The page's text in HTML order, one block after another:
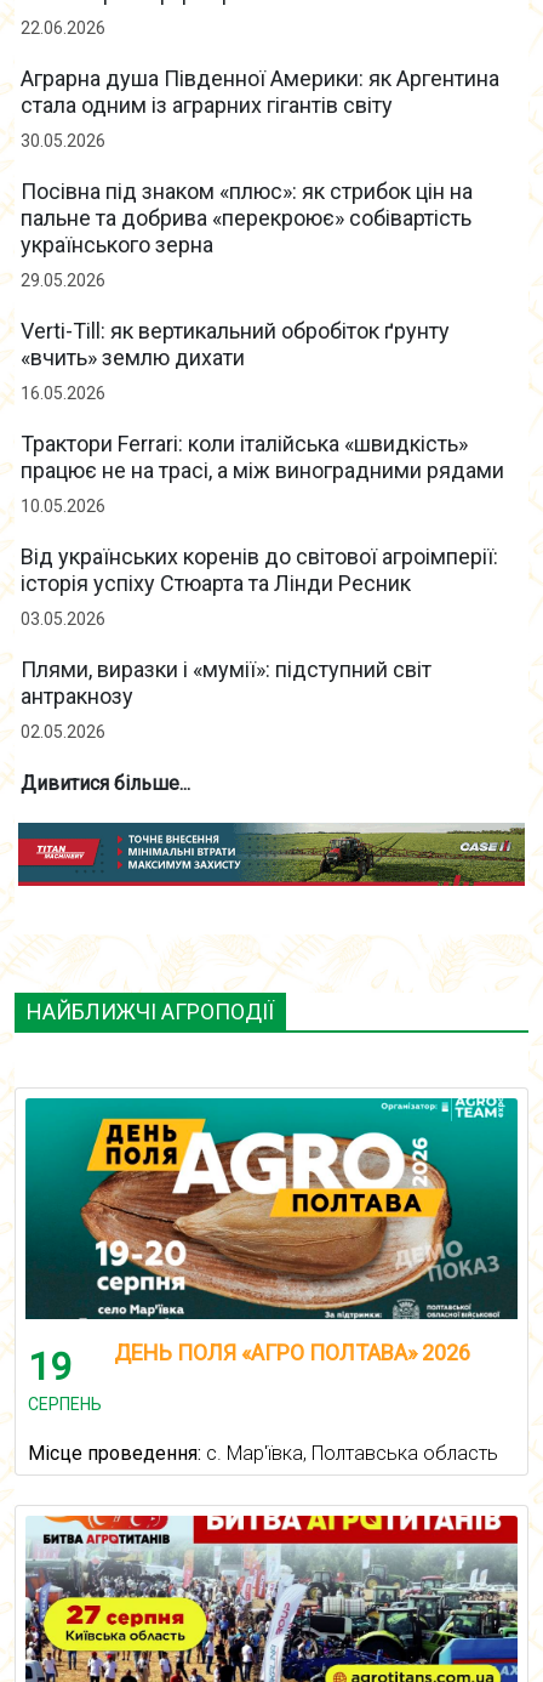
22.06.2026
Аграрна душа Південної Америки: як Аргентина
стала одним із аграрних гігантів світу
30.05.2026
Посівна під знаком «плюс»: як стрибок цін на
пальне та добрива «перекроює» собівартість
українського зерна
29.05.2026
Verti-Till: як вертикальний обробіток ґрунту
«вчить» землю дихати
16.05.2026
Трактори Ferrari: коли італійська «швидкість»
працює не на трасі, а між виноградними рядами
10.05.2026
Від українських коренів до світової агроімперії:
історія успіху Стюарта та Лінди Ресник
03.05.2026
Плями, виразки і «мумії»: підступний світ
антракнозу
02.05.2026
Дивитися більше...
НАЙБЛИЖЧІ АГРОПОДІЇ
19
СЕРПЕНЬ
ДЕНЬ ПОЛЯ «АГРО ПОЛТАВА» 2026
Місце проведення: с. Мар'ївка, Полтавська область